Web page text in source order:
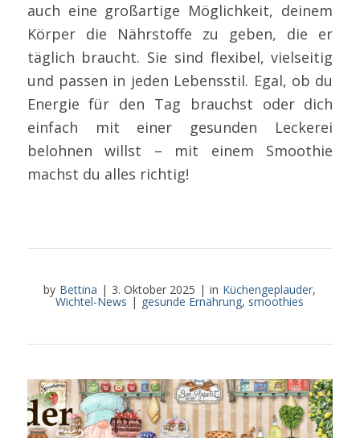
auch eine großartige Möglichkeit, deinem
Körper die Nährstoffe zu geben, die er
täglich braucht. Sie sind flexibel, vielseitig
und passen in jeden Lebensstil. Egal, ob du
Energie für den Tag brauchst oder dich
einfach mit einer gesunden Leckerei
belohnen willst – mit einem Smoothie
machst du alles richtig!
by Bettina | 3. Oktober 2025 | in Küchengeplauder,
Wichtel-News | gesunde Ernährung, smoothies